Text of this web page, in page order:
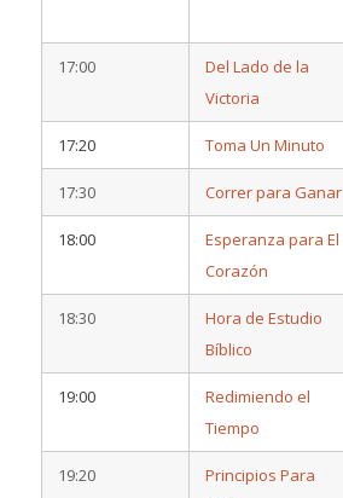
17:00
Del Lado de la
Victoria
17:20 Toma Un Minuto
17:30 Correr para Ganar
18:00
Esperanza para El
Corazón
18:30
Hora de Estudio
Bíblico
19:00
Redimiendo el
Tiempo
19:20
Principios Para